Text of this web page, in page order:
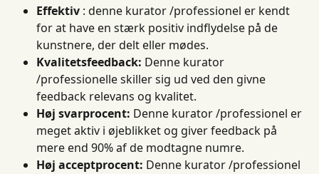
Effektiv : denne kurator /professionel er kendt
for at have en stærk positiv indflydelse på de
kunstnere, der delt eller mødes.
Kvalitetsfeedback: Denne kurator
/professionelle skiller sig ud ved den givne
feedback relevans og kvalitet.
Høj svarprocent: Denne kurator /professionel er
meget aktiv i øjeblikket og giver feedback på
mere end 90% af de modtagne numre.
Høj acceptprocent: Denne kurator /professionel